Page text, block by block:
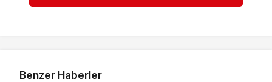
Benzer Haberler